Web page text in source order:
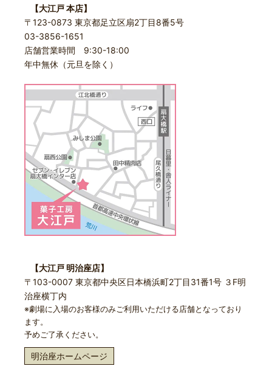
【大江戸 本店】
〒123-0873 東京都足立区扇2丁目8番5号
03-3856-1651
店舗営業時間 9:30-18:00
年中無休（元旦を除く）
【大江戸 明治座店】
〒103-0007 東京都中央区日本橋浜町2丁目31番1号 ３F明
治座横丁内
※劇場に入場のお客様のみご利用いただける店舗となっており
ます。
予めご了承ください。
明治座ホームページ